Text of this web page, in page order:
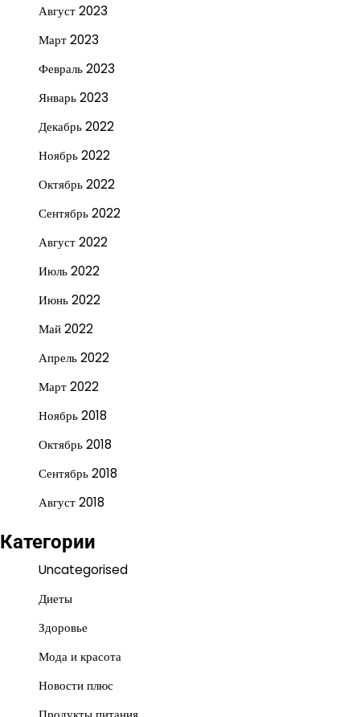
Август 2023
Март 2023
Февраль 2023
Январь 2023
Декабрь 2022
Ноябрь 2022
Октябрь 2022
Сентябрь 2022
Август 2022
Июль 2022
Июнь 2022
Май 2022
Апрель 2022
Март 2022
Ноябрь 2018
Октябрь 2018
Сентябрь 2018
Август 2018
Категории
Uncategorised
Диеты
Здоровье
Мода и красота
Новости плюс